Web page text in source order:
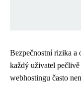
Bezpečnostní rizika a
každý uživatel
webhostingu často